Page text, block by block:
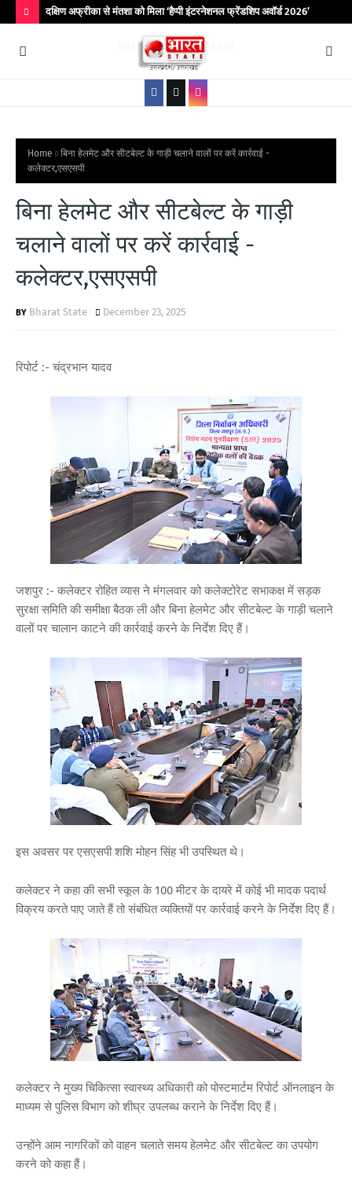
O
S
दक्षिण अफ्रीका से मंतशा को मिला ‘हैप्पी इंटरनेशनल फ्रेंडशिप अवॉर्ड 2026’
Home
बिना हेलमेट और सीटबेल्ट के गाड़ी चलाने वालों पर करें कार्रवाई -
कलेक्टर,एसएसपी
बिना हेलमेट और सीटबेल्ट के गाड़ी
चलाने वालों पर करें कार्रवाई -
कलेक्टर,एसएसपी
Bharat State December 23, 2025
रिपोर्ट :- चंद्रभान यादव
जशपुर :- कलेक्टर रोहित व्यास ने मंगलवार को कलेक्टोरेट सभाकक्ष में सड़क
सुरक्षा समिति की समीक्षा बैठक ली और बिना हेलमेट और सीटबेल्ट के गाड़ी चलाने
वालों पर चालान काटने की कार्रवाई करने के निर्देश दिए हैं।
इस अवसर पर एसएसपी शशि मोहन सिंह भी उपस्थित थे।
कलेक्टर ने कहा की सभी स्कूल के 100 मीटर के दायरे में कोई भी मादक पदार्थ
विक्रय करते पाए जाते हैं तो संबंधित व्यक्तियों पर कार्रवाई करने के निर्देश दिए हैं।
कलेक्टर ने मुख्य चिकित्सा स्वास्थ्य अधिकारी को पोस्टमार्टम रिपोर्ट ऑनलाइन के
माध्यम से पुलिस विभाग को शीघ्र उपलब्ध कराने के निर्देश दिए हैं।
उन्होंने आम नागरिकों को वाहन चलाते समय हेलमेट और सीटबेल्ट का उपयोग
करने को कहा हैं।